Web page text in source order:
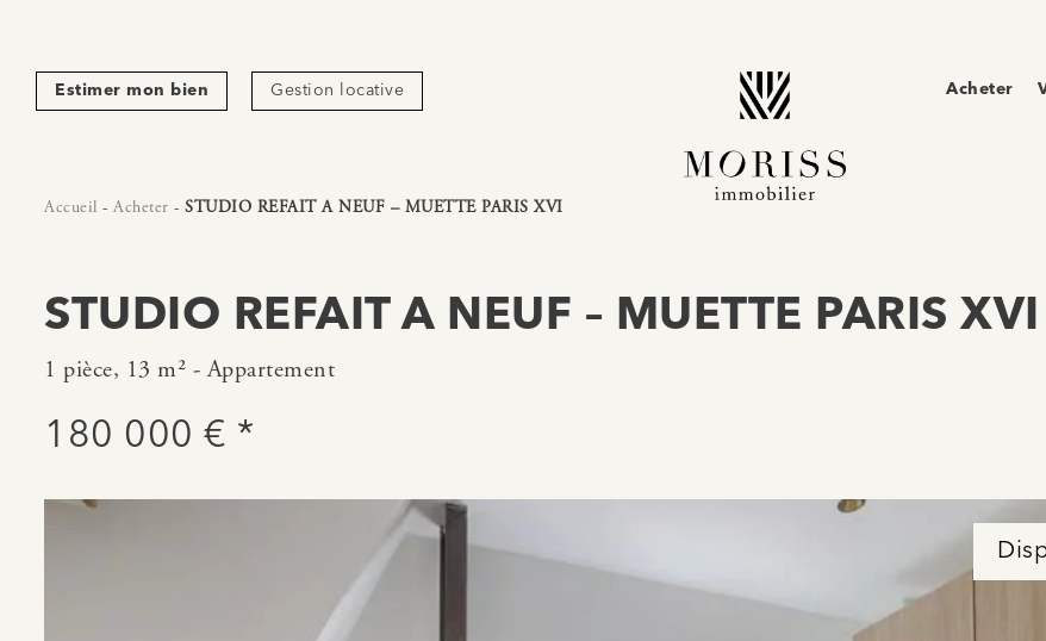
Estimer mon bien Gestion locative Acheter
Accueil - Acheter - STUDIO REFAIT A NEUF – MUETTE PARIS XVI
STUDIO REFAIT A NEUF – MUETTE PARIS XVI
1 pièce, 13 m² - Appartement
180 000 € *